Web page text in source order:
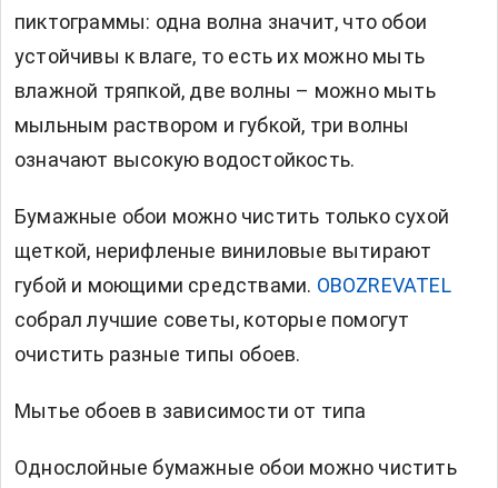
пиктограммы: одна волна значит, что обои
устойчивы к влаге, то есть их можно мыть
влажной тряпкой, две волны – можно мыть
мыльным раствором и губкой, три волны
означают высокую водостойкость.
Бумажные обои можно чистить только сухой
щеткой, нерифленые виниловые вытирают
губой и моющими средствами. OBOZREVATEL
собрал лучшие советы, которые помогут
очистить разные типы обоев.
Мытье обоев в зависимости от типа
Однослойные бумажные обои можно чистить